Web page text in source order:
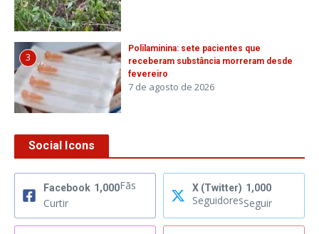
3
Polilaminina: sete pacientes que
receberam substância morreram desde
fevereiro
7 de agosto de 2026
Social Icons
Facebook 1,000Fãs
Curtir
X (Twitter) 1,000
SeguidoresSeguir